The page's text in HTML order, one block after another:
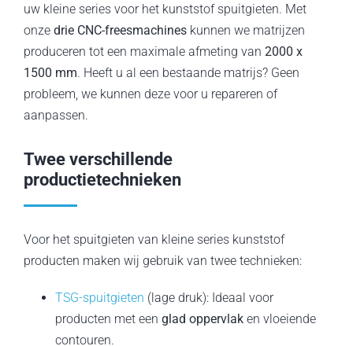
uw kleine series voor het kunststof spuitgieten. Met
onze drie CNC-freesmachineskunnen we matrijzen
produceren tot een maximale afmeting van 2000 x
1500 mm. Heeft u al een bestaande matrijs? Geen
probleem, we kunnen deze voor u repareren of
aanpassen.
Twee verschillende
productietechnieken
Voor het spuitgieten van kleine series kunststof
producten maken wij gebruik van twee technieken:
TSG-spuitgieten (lage druk): Ideaal voor
producten met een glad oppervlaken vloeiende
contouren.